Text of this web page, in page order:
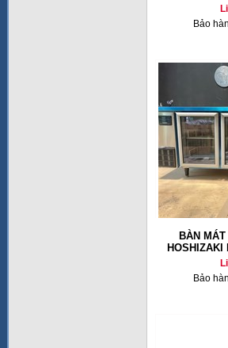
Bảo
BÀN
HOSHIZAKI
Bảo